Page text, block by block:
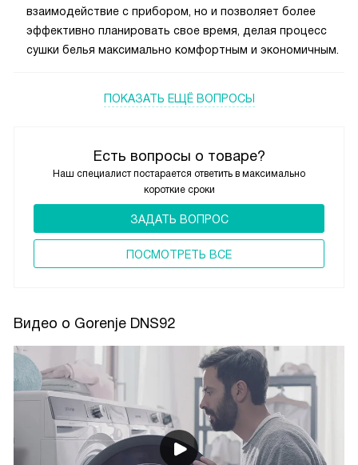
Есть вопросы о товаре?
Наш специалист постарается ответить в максимально
короткие сроки
ЗАДАТЬ ВОПРОС
ПОCМОТРЕТЬ ВСЕ
взаимодействие с прибором, но и позволяет более
эффективно планировать свое время, делая процесс
сушки белья максимально комфортным и экономичным.
ПОКАЗАТЬ ЕЩЁ ВОПРОСЫ
Видео о Gorenje DNS92